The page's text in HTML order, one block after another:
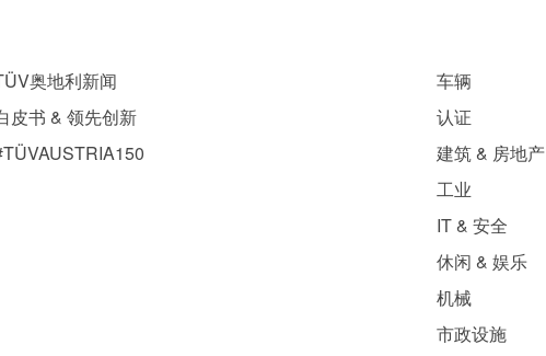
奥地利新闻
皮书 & 领先创新
车辆
认证
建筑 & 房地产
工业
IT & 安全
休闲 & 娱乐
机械
市政设施